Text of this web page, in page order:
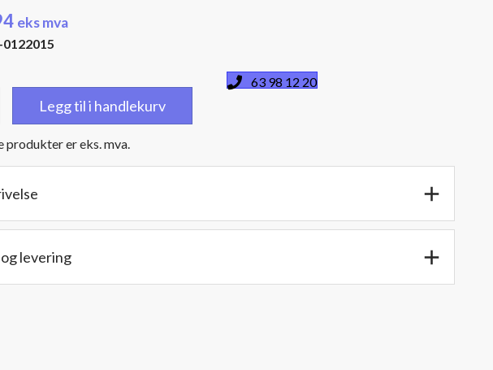
eks mva
0122015
Legg til i handlekurv
produkter er eks. mva.
63 98 12 20
levering